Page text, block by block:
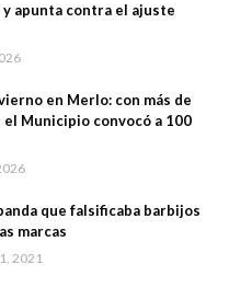
apunta contra el ajuste
en Merlo: con más de
el Municipio convocó a 100
que falsificaba barbijos
marcas
2021